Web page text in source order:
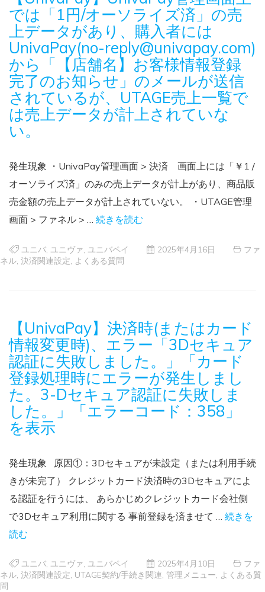
では「1円/オーソライズ済」の売
上データがあり、購入者には
UnivaPay(no-reply@univapay.com)
から「【店舗名】お客様情報登録
完了のお知らせ」のメールが送信
されているが、UTAGE売上一覧で
は売上データが計上されていな
い。
発生現象 ・UnivaPay管理画面 > 決済 画面上には「￥1 /
オーソライズ済」のみの売上データが計上があり、商品販
売金額の売上データが計上されていない。 ・UTAGE管理
画面 > ファネル > … 続きを読む
ユニバ ユニヴァ ユニバペイ 2025年4月16日
ファ
ネル 決済関連設定 よくある質問
【UnivaPay】決済時(またはカード
情報変更時)、エラー「3Dセキュア
認証に失敗しました。」「カード
登録処理時にエラーが発生しまし
た。3-Dセキュア認証に失敗しま
した。」「エラーコード：358」
を表示
発生現象 原因①：3Dセキュアが未設定（または利用手続
きが未完了） クレジットカード決済時の3Dセキュアによ
る認証を行うには、 あらかじめクレジットカード会社側
で3Dセキュア利用に関する 事前登録を済ませて … 続きを
読む
ユニバ ユニヴァ ユニバペイ 2025年4月10日
ファ
ネル 決済関連設定 UTAGE契約/手続き関連 管理メニュー よくある質
問